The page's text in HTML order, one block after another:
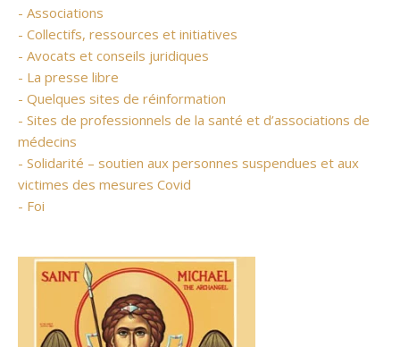
- Associations
- Collectifs, ressources et initiatives
- Avocats et conseils juridiques
- La presse libre
- Quelques sites de réinformation
- Sites de professionnels de la santé et d’associations de
médecins
- Solidarité – soutien aux personnes suspendues et aux
victimes des mesures Covid
- Foi